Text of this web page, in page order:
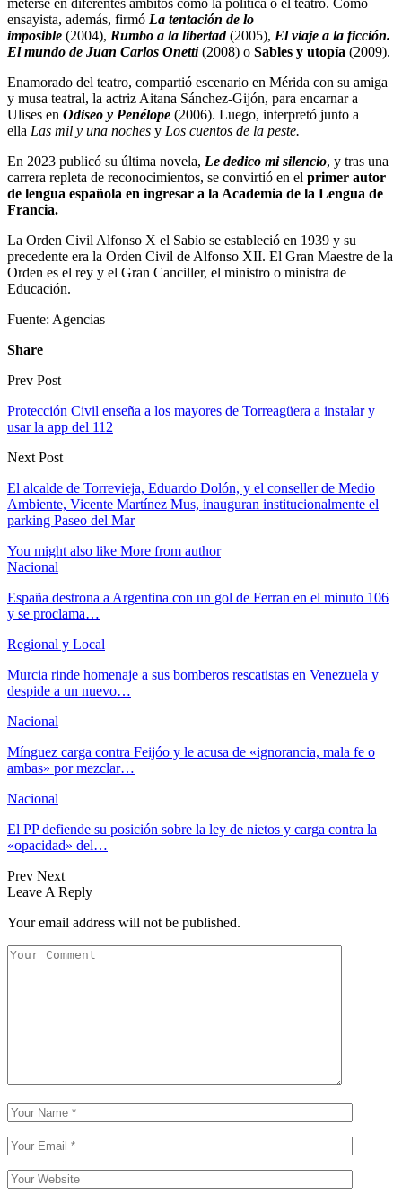
ensayista, además, firmó La tentación de lo
imposible (2004), Rumbo a la libertad(2005), El viaje a la ficción.
El mundo de Juan Carlos Onetti(2008) o Sables y utopía (2009).
Enamorado del teatro, compartió escenario en Mérida con su amiga
y musa teatral, la actriz Aitana Sánchez-Gijón, para encarnar a
Ulises en Odiseo y Penélope (2006). Luego, interpretó junto a
ella Las mil y una noches y Los cuentos de la peste.
En 2023 publicó su última novela, Le dedico mi silencio, y tras una
carrera repleta de reconocimientos, se convirtió en el primer autor
de lengua española en ingresar a la Academia de la Lengua de
Francia.
La Orden Civil Alfonso X el Sabio se estableció en 1939 y su
precedente era la Orden Civil de Alfonso XII. El Gran Maestre de la
Orden es el rey y el Gran Canciller, el ministro o ministra de
Educación.
Fuente: Agencias
Share
Prev Post
Protección Civil enseña a los mayores de Torreagüera a instalar y
usar la app del 112
Next Post
El alcalde de Torrevieja, Eduardo Dolón, y el conseller de Medio
Ambiente, Vicente Martínez Mus, inauguran institucionalmente el
parking Paseo del Mar
You might also like More from author
Nacional
España destrona a Argentina con un gol de Ferran en el minuto 106
y se proclama…
Regional y Local
Murcia rinde homenaje a sus bomberos rescatistas en Venezuela y
despide a un nuevo…
Nacional
Mínguez carga contra Feijóo y le acusa de «ignorancia, mala fe o
ambas» por mezclar…
Nacional
El PP defiende su posición sobre la ley de nietos y carga contra la
«opacidad» del…
Prev Next
Leave A Reply
Your email address will not be published.